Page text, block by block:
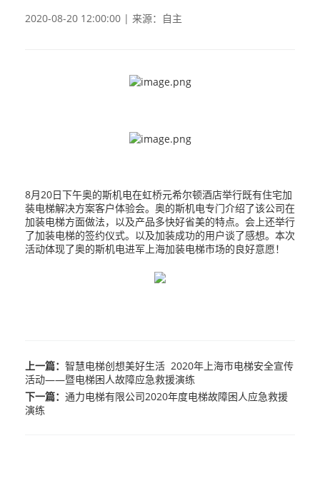
2020-08-20 12:00:00 | 来源：自主
8月20日下午奥的斯机电在虹桥元希尔顿酒店举行既有住宅加
装电梯解决方案客户体验会。奥的斯机电专门介绍了该公司在
加装电梯方面做法，以及产品多快好省美的特点。会上还举行
了加装电梯的签约仪式。以及加装成功的用户谈了感想。本次
活动体现了奥的斯机电进军上海加装电梯市场的良好意愿！
上一篇： 智慧电梯创想美好生活 2020年上海市电梯安全宣传
活动——暨电梯困人故障应急救援演练
下一篇： 通力电梯有限公司2020年度电梯故障困人应急救援
演练